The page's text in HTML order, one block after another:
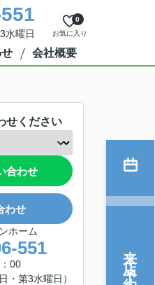
水曜日 お気に入り
0
会社概要
せください
合わせ
わせ
ホーム
551
00
・第3水曜日）
来店予約